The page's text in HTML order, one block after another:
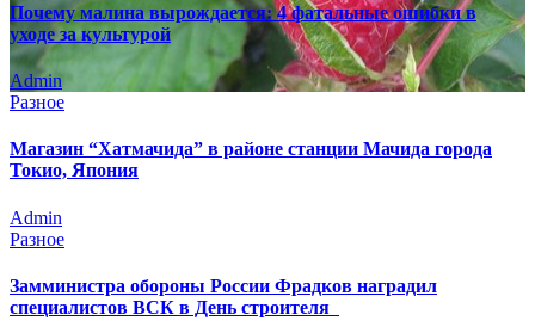
Почему малина вырождается: 4 фатальные ошибки в
уходе за культурой
Admin
Разное
Магазин “Хатмачида” в районе станции Мачида города
Токио, Япония
Admin
Разное
Замминистра обороны России Фрадков наградил
специалистов ВСК в День строителя